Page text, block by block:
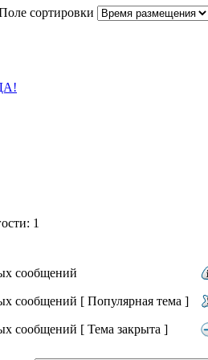
сортировки
1
сообщений
сообщений [ Популярная тема ]
сообщений [ Тема закрыта ]